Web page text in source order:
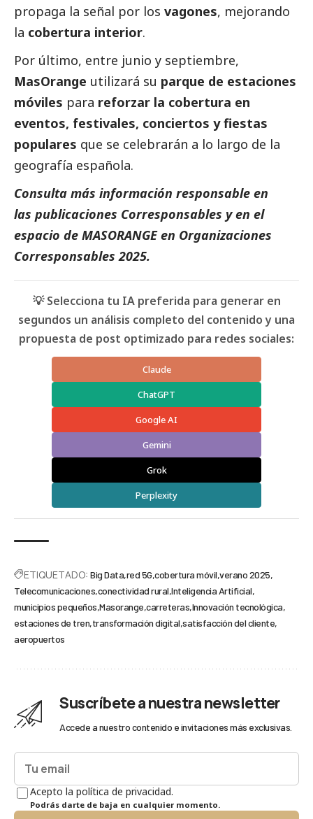
propaga la señal por los vagones, mejorando
la cobertura interior.
Por último, entre junio y septiembre,
MasOrange utilizará su parque de estaciones
móviles para reforzar la cobertura en
eventos, festivales, conciertos y fiestas
populares que se celebrarán a lo largo de la
geografía española.
Consulta más información responsable en
las publicaciones Corresponsables y en el
espacio de MASORANGEen Organizaciones
Corresponsables 2025.
💡 Selecciona tu IA preferida para generar en
segundos un análisis completo del contenido y una
propuesta de post optimizado para redes sociales:
Claude
ChatGPT
Google AI
Gemini
Grok
Perplexity
ETIQUETADO: Big Data red 5G cobertura móvil verano 2025
Telecomunicaciones conectividad rural Inteligencia Artificial
municipios pequeños Masorange carreteras Innovación tecnológica
estaciones de tren transformación digital satisfacción del cliente
aeropuertos
Suscríbete a nuestra newsletter
Accede a nuestro contenido e invitaciones más exclusivas.
Acepto la política de privacidad.
Podrás darte de baja en cualquier momento.